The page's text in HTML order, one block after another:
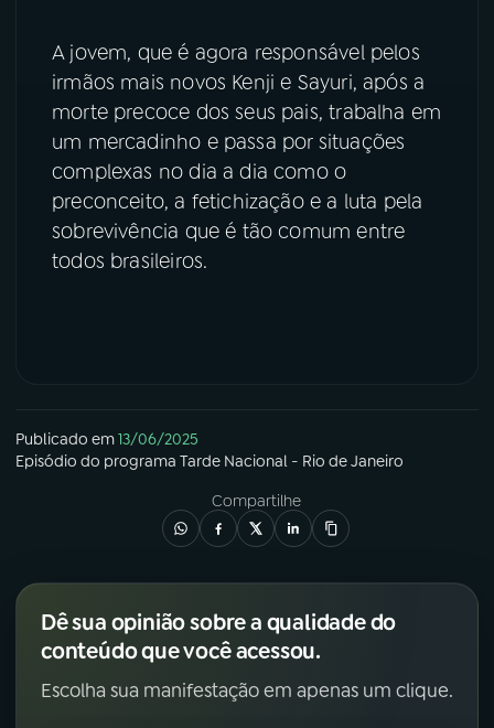
A jovem, que é agora responsável pelos
irmãos mais novos Kenji e Sayuri, após a
morte precoce dos seus pais, trabalha em
um mercadinho e passa por situações
complexas no dia a dia como o
preconceito, a fetichização e a luta pela
sobrevivência que é tão comum entre
todos brasileiros.
Publicado em13/06/2025
Episódio do programa Tarde Nacional - Rio de Janeiro
Compartilhe
Dê sua opinião sobre a qualidade do
conteúdo que você acessou.
Escolha sua manifestação em apenas um clique.